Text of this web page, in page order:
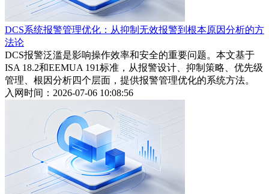
DCS系统报警管理优化：从抑制无效报警到根本原因分析的方
法论
DCS报警泛滥是影响操作效率和安全的重要问题。本文基于
ISA 18.2和EEMUA 191标准，从报警设计、抑制策略、优先级
管理、根因分析四个层面，提供报警管理优化的系统方法。
入网时间：2026-07-06 10:08:56